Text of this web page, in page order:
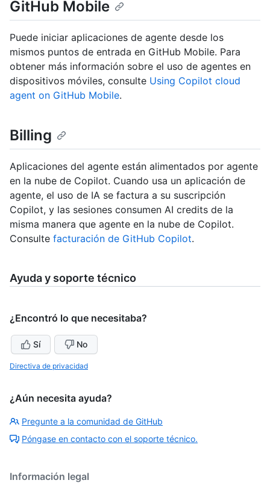
GitHub Mobile
Puede iniciar aplicaciones de agente desde los
mismos puntos de entrada en GitHub Mobile. Para
obtener más información sobre el uso de agentes en
dispositivos móviles, consulte Using Copilot cloud
agent on GitHub Mobile.
Billing
Aplicaciones del agente están alimentados por agente
en la nube de Copilot. Cuando usa un aplicación de
agente, el uso de IA se factura a su suscripción
Copilot, y las sesiones consumen AI credits de la
misma manera que agente en la nube de Copilot.
Consulte facturación de GitHub Copilot.
Ayuda y soporte técnico
¿Encontró lo que necesitaba?
Sí No
Directiva de privacidad
¿Aún necesita ayuda?
Pregunte a la comunidad de GitHub
Póngase en contacto con el soporte técnico.
Información legal